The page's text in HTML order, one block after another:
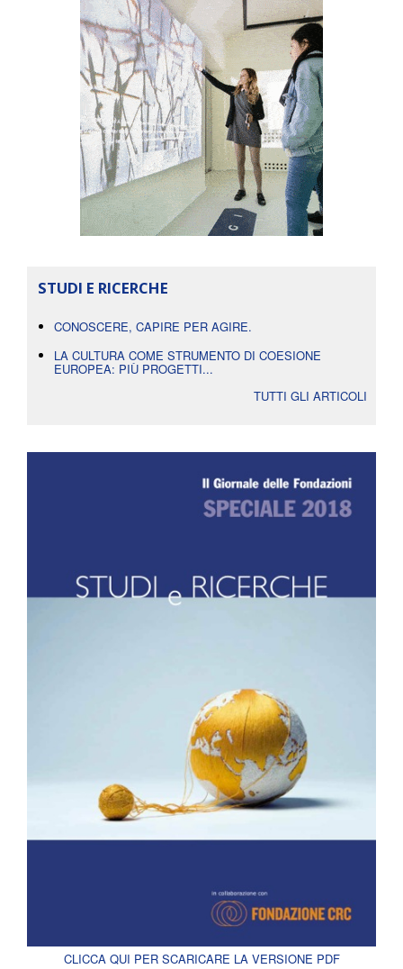
STUDI E RICERCHE
CONOSCERE, CAPIRE PER AGIRE.
LA CULTURA COME STRUMENTO DI COESIONE
EUROPEA: PIÙ PROGETTI...
TUTTI GLI ARTICOLI
CLICCA QUI PER SCARICARE LA VERSIONE PDF